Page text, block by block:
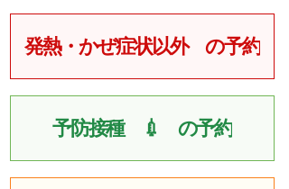
発熱・かぜ症状以外 の予約
予防接種 💉 の予約